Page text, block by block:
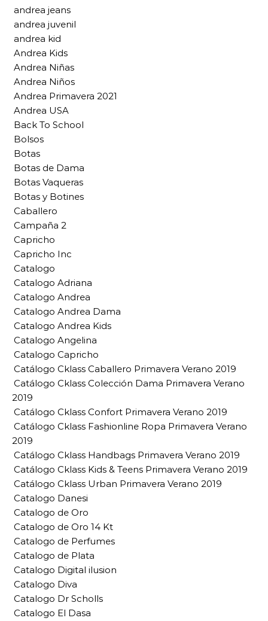
andrea jeans
andrea juvenil
andrea kid
Andrea Kids
Andrea Niñas
Andrea Niños
Andrea Primavera 2021
Andrea USA
Back To School
Bolsos
Botas
Botas de Dama
Botas Vaqueras
Botas y Botines
Caballero
Campaña 2
Capricho
Capricho Inc
Catalogo
Catalogo Adriana
Catalogo Andrea
Catalogo Andrea Dama
Catalogo Andrea Kids
Catalogo Angelina
Catalogo Capricho
Catálogo Cklass Caballero Primavera Verano 2019
Catálogo Cklass Colección Dama Primavera Verano
2019
Catálogo Cklass Confort Primavera Verano 2019
Catálogo Cklass Fashionline Ropa Primavera Verano
2019
Catálogo Cklass Handbags Primavera Verano 2019
Catálogo Cklass Kids & Teens Primavera Verano 2019
Catálogo Cklass Urban Primavera Verano 2019
Catalogo Danesi
Catalogo de Oro
Catalogo de Oro 14 Kt
Catalogo de Perfumes
Catalogo de Plata
Catalogo Digital ilusion
Catalogo Diva
Catalogo Dr Scholls
Catalogo El Dasa